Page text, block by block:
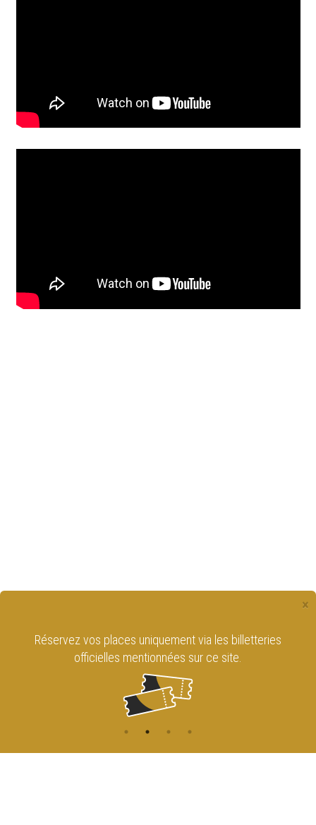
×
Réservez vos places uniquement via les billetteries
officielles mentionnées sur ce site.